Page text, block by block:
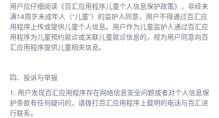
用户应仔细阅读《百汇应用程序儿童个人信息保护政策》，非经未
满14周岁未成年人（“儿童”）的监护人同意，用户不得通过百汇应
用程序上传或提供儿童个人信息。用户作为儿童监护人通过百汇应
用程序为儿童预约就诊或关联儿童就诊信息的，视为用户同意向百
汇应用程序提供儿童相关信息。
四、投诉与举报
1. 用户发现百汇应用程序存在网络信息安全问题或者对个人信息保
护条款有任何疑问的，请拨打百汇应用程序上载明的电话与百汇进
行联系。